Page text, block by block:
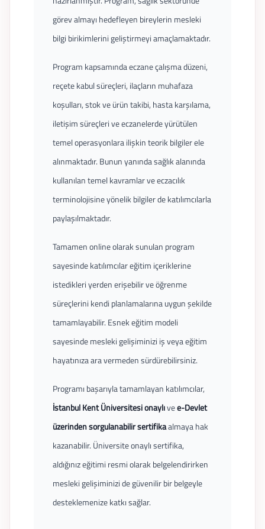
görev almayı hedefleyen bireylerin mesleki
bilgi birikimlerini geliştirmeyi amaçlamaktadır.
Program kapsamında eczane çalışma düzeni,
reçete kabul süreçleri, ilaçların muhafaza
koşulları, stok ve ürün takibi, hasta karşılama,
iletişim süreçleri ve eczanelerde yürütülen
temel operasyonlara ilişkin teorik bilgiler ele
alınmaktadır. Bunun yanında sağlık alanında
kullanılan temel kavramlar ve eczacılık
terminolojisine yönelik bilgiler de katılımcılarla
paylaşılmaktadır.
Tamamen online olarak sunulan program
sayesinde katılımcılar eğitim içeriklerine
istedikleri yerden erişebilir ve öğrenme
süreçlerini kendi planlamalarına uygun şekilde
tamamlayabilir. Esnek eğitim modeli
sayesinde mesleki gelişiminizi iş veya eğitim
hayatınıza ara vermeden sürdürebilirsiniz.
Programı başarıyla tamamlayan katılımcılar,
İstanbul Kent Üniversitesi onaylıvee-Devlet
üzerinden sorgulanabilir sertifikaalmaya hak
kazanabilir. Üniversite onaylı sertifika,
aldığınız eğitimi resmi olarak belgelendirirken
mesleki gelişiminizi de güvenilir bir belgeyle
desteklemenize katkı sağlar.